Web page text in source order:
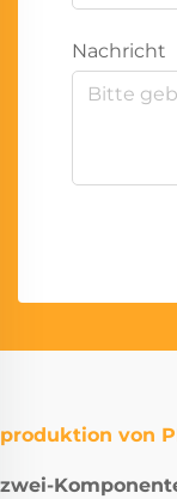
Nachricht
produktion von
zwei-